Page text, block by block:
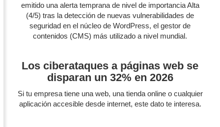
emitido una alerta temprana de nivel de importancia Alta
(4/5) tras la detección de nuevas vulnerabilidades de
seguridad en el núcleo de WordPress, el gestor de
contenidos (CMS) más utilizado a nivel mundial.
Los ciberataques a páginas web se
disparan un 32% en 2026
Si tu empresa tiene una web, una tienda online o cualquier
aplicación accesible desde internet, este dato te interesa.